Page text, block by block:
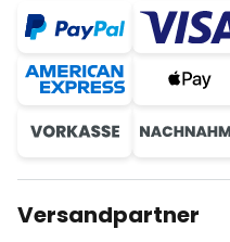
Versandpartner